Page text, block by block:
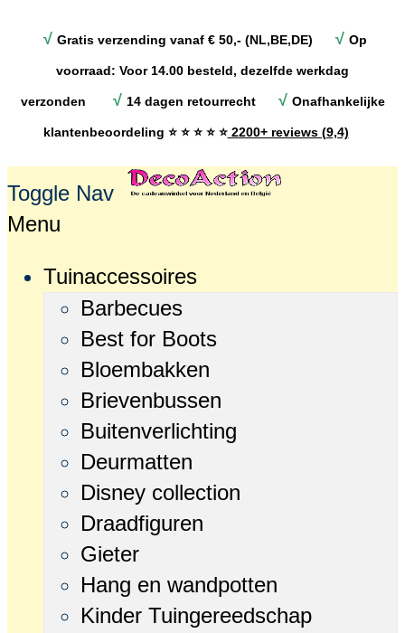
√ Gratis verzending vanaf € 50,- (NL,BE,DE) √ Op
voorraad: Voor 14.00 besteld, dezelfde werkdag
verzonden √ 14 dagen retourrecht √ Onafhankelijke
klantenbeoordeling ⭐ ⭐ ⭐ ⭐ ⭐2200+ reviews (9,4)
Toggle Nav
Menu
Tuinaccessoires
Barbecues
Best for Boots
Bloembakken
Brievenbussen
Buitenverlichting
Deurmatten
Disney collection
Draadfiguren
Gieter
Hang en wandpotten
Kinder Tuingereedschap